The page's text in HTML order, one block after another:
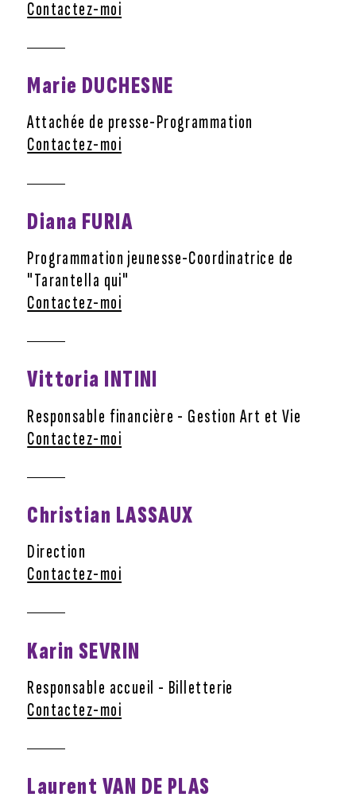
Contactez-moi
Marie DUCHESNE
Attachée de presse-Programmation
Contactez-moi
Diana FURIA
Programmation jeunesse-Coordinatrice de
"Tarantella qui"
Contactez-moi
Vittoria INTINI
Responsable financière - Gestion Art et Vie
Contactez-moi
Christian LASSAUX
Direction
Contactez-moi
Karin SEVRIN
Responsable accueil - Billetterie
Contactez-moi
Laurent VAN DE PLAS